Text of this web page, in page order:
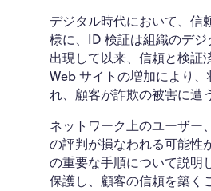
デジタル時代において、信
様に、ID 検証は組織のデ
出現して以来、信頼と検証
Web サイトの増加により
れ、顧客が詐欺の被害に遭
ネットワーク上のユーザー
の評判が損なわれる可能性
の重要な手順について説明
保護し、顧客の信頼を築く